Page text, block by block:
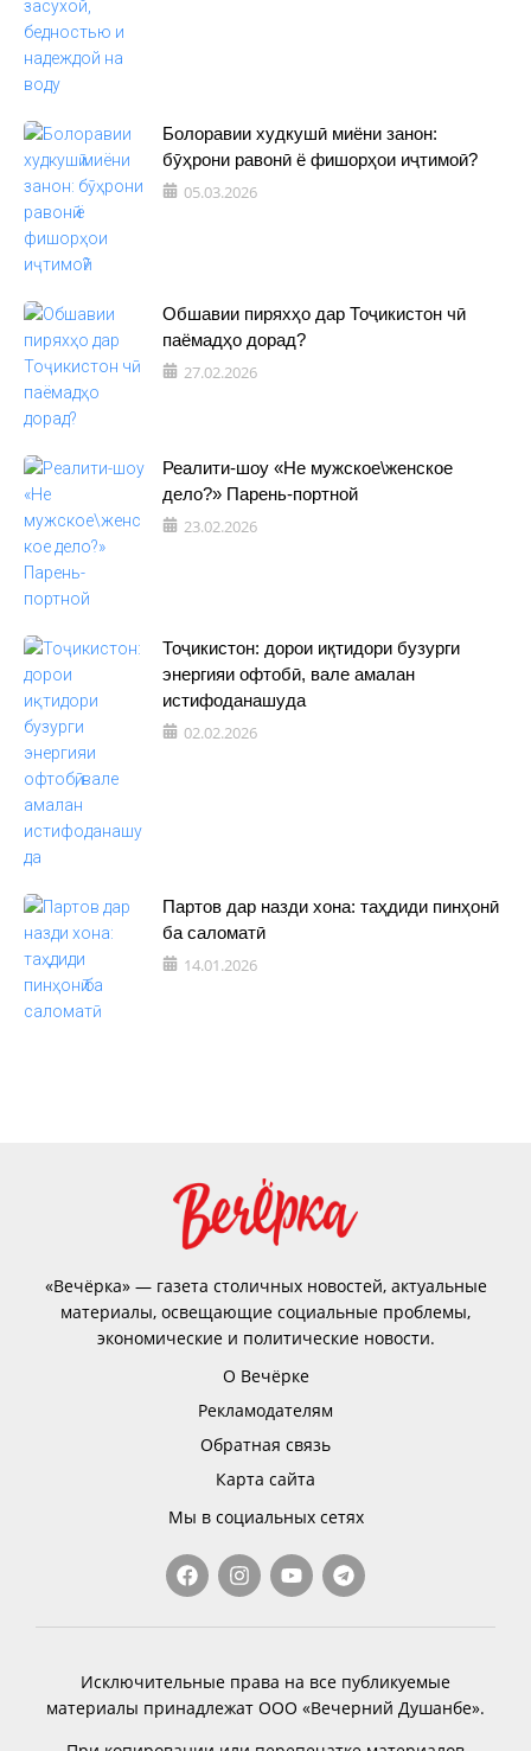
Болоравии худкушӣ миёни занон:
бӯҳрони равонӣ ё фишорҳои иҷтимоӣ?
05.03.2026
Обшавии пиряхҳо дар Тоҷикистон чӣ
паёмадҳо дорад?
27.02.2026
Реалити-шоу «Не мужское\женское
дело?» Парень-портной
23.02.2026
Тоҷикистон: дорои иқтидори бузурги
энергияи офтобӣ, вале амалан
истифоданашуда
02.02.2026
Партов дар назди хона: таҳдиди пинҳонӣ
ба саломатӣ
14.01.2026
«Вечёрка» — газета столичных новостей, актуальные
материалы, освещающие социальные проблемы,
экономические и политические новости.
О Вечёрке
Рекламодателям
Обратная связь
Карта сайта
Мы в социальных сетях
Исключительные права на все публикуемые
материалы принадлежат ООО «Вечерний Душанбе».